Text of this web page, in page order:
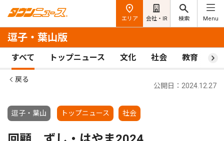
エリア 会社・IR 検索 Menu
逗子・葉山版
すべて トップニュース 文化 社会 教育 ス
戻る
逗子・葉山 トップニュース 社会
公開日：2024.12.27